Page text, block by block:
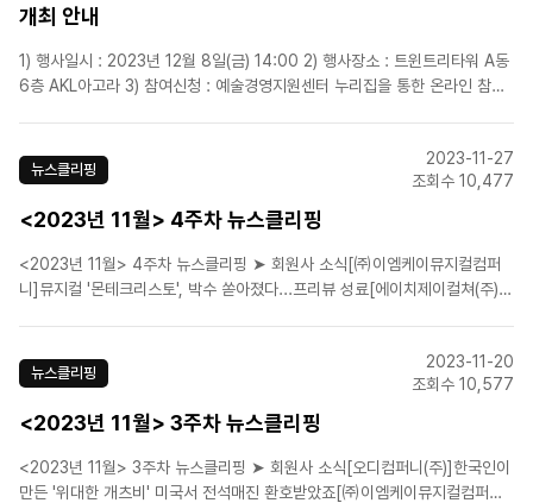
개최 안내
1) 행사일시 : 2023년 12월 8일(금) 14:00 2) 행사장소 : 트윈트리타워 A동
6층 AKL아고라 3) 참여신청 : 예술경영지원센터 누리집을 통한 온라인 참가
뉴스클리핑
2023-11-27
조회수 10,477
<2023년 11월> 4주차 뉴스클리핑
<2023년 11월> 4주차 뉴스클리핑 ➤ 회원사 소식[㈜이엠케이뮤지컬컴퍼
니]뮤지컬 '몬테크리스토', 박수 쏟아졌다...프리뷰 성료[에이치제이컬쳐(주)]
디웍스]뮤지컬 '더데빌:에..
뉴스클리핑
2023-11-20
조회수 10,577
<2023년 11월> 3주차 뉴스클리핑
<2023년 11월> 3주차 뉴스클리핑 ➤ 회원사 소식[오디컴퍼니(주)]한국인이
만든 '위대한 개츠비' 미국서 전석매진 환호받았죠[㈜이엠케이뮤지컬컴퍼니]